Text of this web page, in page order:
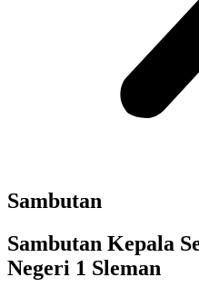
Sambutan
Sambutan Kepala
Negeri 1 Sleman